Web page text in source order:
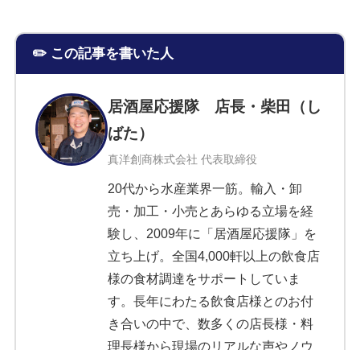
✏️ この記事を書いた人
居酒屋応援隊 店長・柴田（し
ばた）
真洋創商株式会社 代表取締役
20代から水産業界一筋。輸入・卸
売・加工・小売とあらゆる立場を経
験し、2009年に「居酒屋応援隊」を
立ち上げ。全国4,000軒以上の飲食店
様の食材調達をサポートしていま
す。長年にわたる飲食店様とのお付
き合いの中で、数多くの店長様・料
理長様から現場のリアルな声やノウ